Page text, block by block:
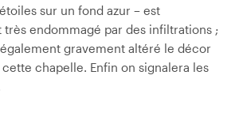
sur un fond azur – est
endommagé par des infiltrations ;
gravement altéré le décor
chapelle. Enfin on signalera les